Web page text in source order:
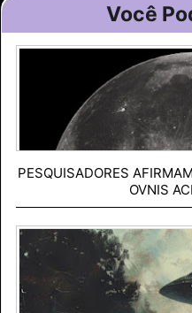
Você
PESQUISADORES
OVNIS